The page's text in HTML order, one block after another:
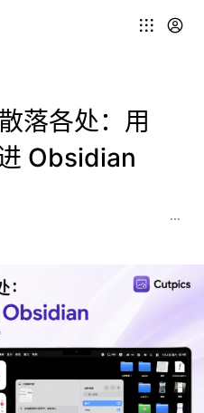
落各处：用
Obsidian